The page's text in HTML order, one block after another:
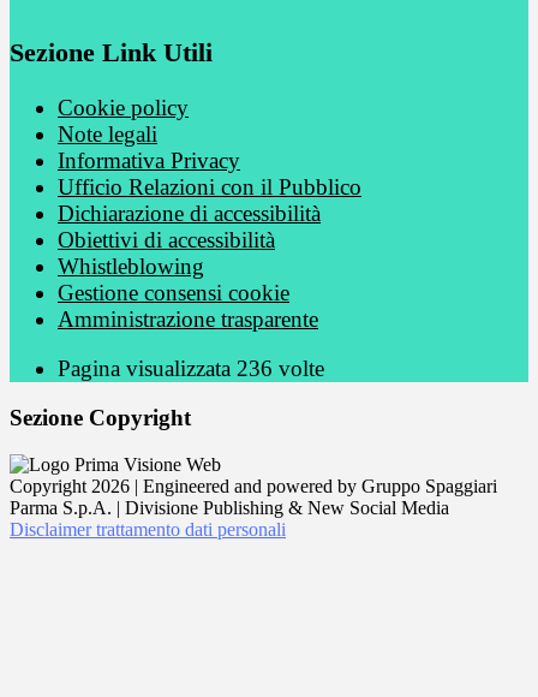
Sezione Link Utili
Cookie policy
Note legali
Informativa Privacy
Ufficio Relazioni con il Pubblico
Dichiarazione di accessibilità
Obiettivi di accessibilità
Whistleblowing
Gestione consensi cookie
Amministrazione trasparente
Pagina visualizzata 236 volte
Sezione Copyright
Copyright 2026 | Engineered and powered by Gruppo Spaggiari
Parma S.p.A. | Divisione Publishing & New Social Media
Disclaimer trattamento dati personali